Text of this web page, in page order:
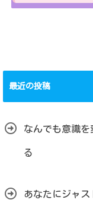
最近の投稿
なんでも意識
る
あなたにジャ